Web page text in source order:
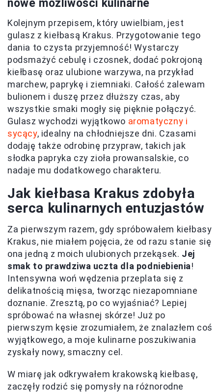
nowe możliwości kulinarne
Kolejnym przepisem, który uwielbiam, jest
gulasz z kiełbasą Krakus. Przygotowanie tego
dania to czysta przyjemność! Wystarczy
podsmażyć cebulę i czosnek, dodać pokrojoną
kiełbasę oraz ulubione warzywa, na przykład
marchew, paprykę i ziemniaki. Całość zalewam
bulionem i duszę przez dłuższy czas, aby
wszystkie smaki mogły się pięknie połączyć.
Gulasz wychodzi wyjątkowo aromatyczny i
sycący, idealny na chłodniejsze dni. Czasami
dodaję także odrobinę przypraw, takich jak
słodka papryka czy zioła prowansalskie, co
nadaje mu dodatkowego charakteru.
Jak kiełbasa Krakus zdobyła
serca kulinarnych entuzjastów
Za pierwszym razem, gdy spróbowałem kiełbasy
Krakus, nie miałem pojęcia, że od razu stanie się
ona jedną z moich ulubionych przekąsek. Jej
smak to prawdziwa uczta dla podniebienia!
Intensywna woń wędzenia przeplata się z
delikatnością mięsa, tworząc niezapomniane
doznanie. Zresztą, po co wyjaśniać? Lepiej
spróbować na własnej skórze! Już po
pierwszym kęsie zrozumiałem, że znalazłem coś
wyjątkowego, a moje kulinarne poszukiwania
zyskały nowy, smaczny cel.
W miarę jak odkrywałem krakowską kiełbasę,
zaczęły rodzić się pomysły na różnorodne